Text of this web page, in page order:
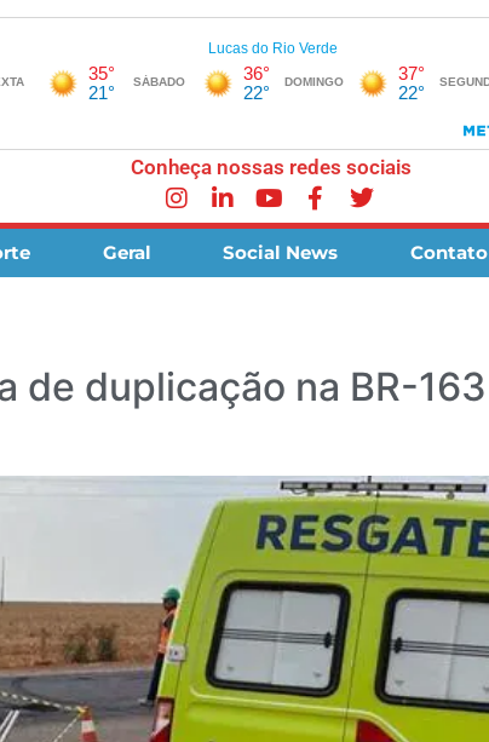
Conheça nossas redes sociais
Geral Social News Contato
de duplicação na BR-163